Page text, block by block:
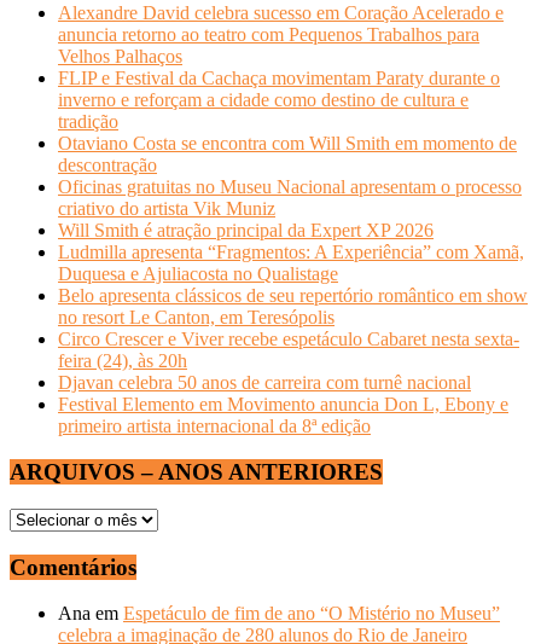
Alexandre David celebra sucesso em Coração Acelerado e
anuncia retorno ao teatro com Pequenos Trabalhos para
Velhos Palhaços
FLIP e Festival da Cachaça movimentam Paraty durante o
inverno e reforçam a cidade como destino de cultura e
tradição
Otaviano Costa se encontra com Will Smith em momento de
descontração
Oficinas gratuitas no Museu Nacional apresentam o processo
criativo do artista Vik Muniz
Will Smith é atração principal da Expert XP 2026
Ludmilla apresenta “Fragmentos: A Experiência” com Xamã,
Duquesa e Ajuliacosta no Qualistage
Belo apresenta clássicos de seu repertório romântico em show
no resort Le Canton, em Teresópolis
Circo Crescer e Viver recebe espetáculo Cabaret nesta sexta-
feira (24), às 20h
Djavan celebra 50 anos de carreira com turnê nacional
Festival Elemento em Movimento anuncia Don L, Ebony e
primeiro artista internacional da 8ª edição
ARQUIVOS – ANOS ANTERIORES
ARQUIVOS
ANOS
ANTERIORES
Comentários
Ana em Espetáculo de fim de ano “O Mistério no Museu”
celebra a imaginação de 280 alunos do Rio de Janeiro